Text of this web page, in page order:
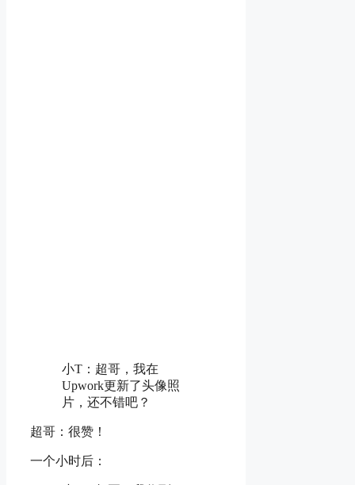
小T：超哥，我在
Upwork更新了头像照
片，还不错吧？
超哥：很赞！
一个小时后：